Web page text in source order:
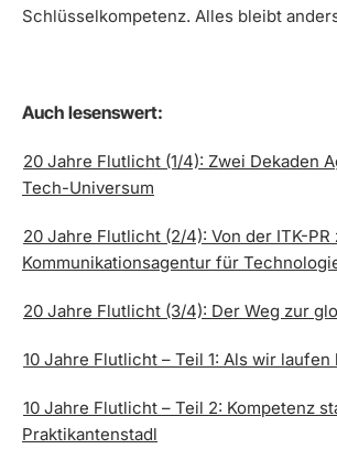
Schlüsselkompetenz. Alles bleibt
Auch lesenswert:
20 Jahre Flutlicht (1/4): Zwei Dekaden
Tech-Universum
20 Jahre Flutlicht (2/4): Von der ITK-PR
Kommunikationsagentur für
20 Jahre Flutlicht (3/4): Der Weg zur
10 Jahre Flutlicht – Teil 1: Als wir
10 Jahre Flutlicht – Teil 2: Kompetenz
Praktikantenstadl